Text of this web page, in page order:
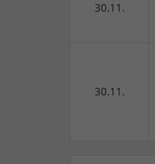
30.11.
30.11.